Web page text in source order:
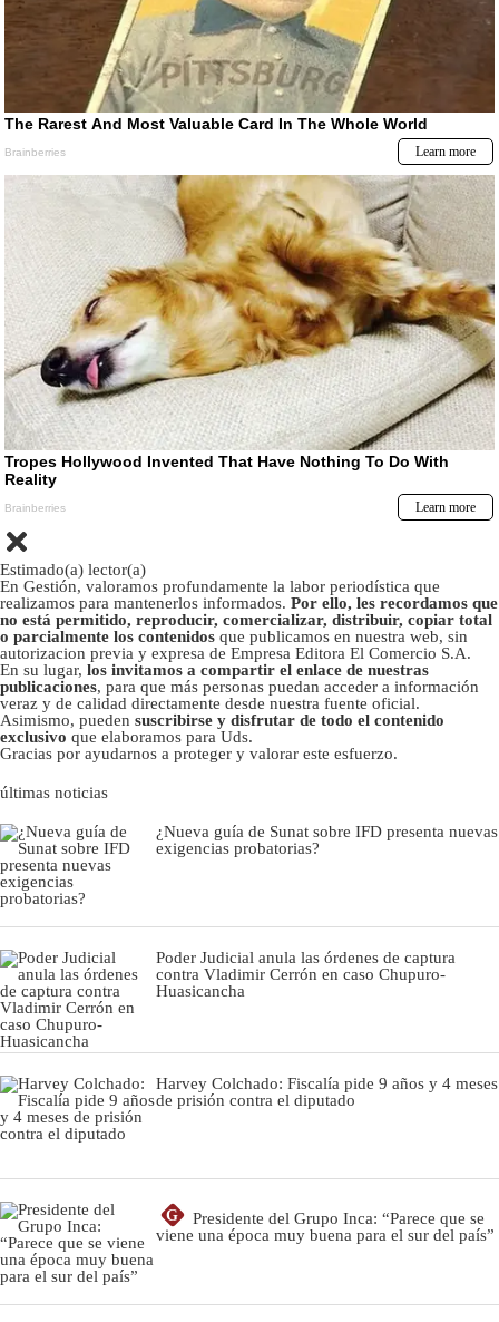
Estimado(a) lector(a)
En Gestión, valoramos profundamente la labor periodística que
realizamos para mantenerlos informados. Por ello, les recordamos que
no está permitido, reproducir, comercializar, distribuir, copiar total
o parcialmente los contenidos que publicamos en nuestra web, sin
autorizacion previa y expresa de Empresa Editora El Comercio S.A.
En su lugar, los invitamos a compartir el enlace de nuestras
publicaciones, para que más personas puedan acceder a información
veraz y de calidad directamente desde nuestra fuente oficial.
Asimismo, pueden suscribirse y disfrutar de todo el contenido
exclusivo que elaboramos para Uds.
Gracias por ayudarnos a proteger y valorar este esfuerzo.
últimas noticias
¿Nueva guía de Sunat sobre IFD presenta nuevas
exigencias probatorias?
Poder Judicial anula las órdenes de captura
contra Vladimir Cerrón en caso Chupuro-
Huasicancha
Harvey Colchado: Fiscalía pide 9 años y 4 meses
de prisión contra el diputado
G
Presidente del Grupo Inca: “Parece que se
viene una época muy buena para el sur del país”